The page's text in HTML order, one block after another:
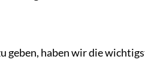
geben, haben wir die